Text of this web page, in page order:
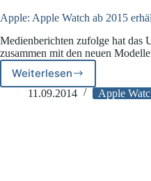
Apple: Apple Watch ab 2015
Medienberichten zufolge hat das
zusammen mit den neuen
Weiterlesen
Apple:
Apple
11.09.2014 Apple